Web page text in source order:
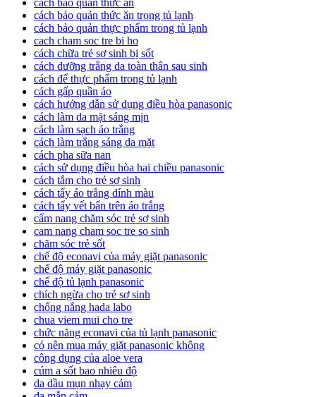
cách bảo quản thức ăn trong tủ lạnh
cách bảo quản thực phẩm trong tủ lạnh
cach cham soc tre bi ho
cách chữa trẻ sơ sinh bị sốt
cách dưỡng trắng da toàn thân sau sinh
cách để thực phẩm trong tủ lạnh
cách gấp quần áo
cách hướng dẫn sử dụng điều hòa panasonic
cách làm da mặt sáng mịn
cách làm sạch áo trắng
cách làm trắng sáng da mặt
cách pha sữa nan
cách sử dụng điều hòa hai chiều panasonic
cách tắm cho trẻ sơ sinh
cách tẩy áo trắng dính màu
cách tẩy vết bẩn trên áo trắng
cẩm nang chăm sóc trẻ sơ sinh
cam nang cham soc tre so sinh
chăm sóc trẻ sốt
chế độ econavi của máy giặt panasonic
chế độ máy giặt panasonic
chế độ tủ lạnh panasonic
chích ngừa cho trẻ sơ sinh
chống nắng hada labo
chua viem mui cho tre
chức năng econavi của tủ lạnh panasonic
có nên mua máy giặt panasonic không
công dụng của aloe vera
cúm a sốt bao nhiêu độ
da dầu mụn nhạy cảm